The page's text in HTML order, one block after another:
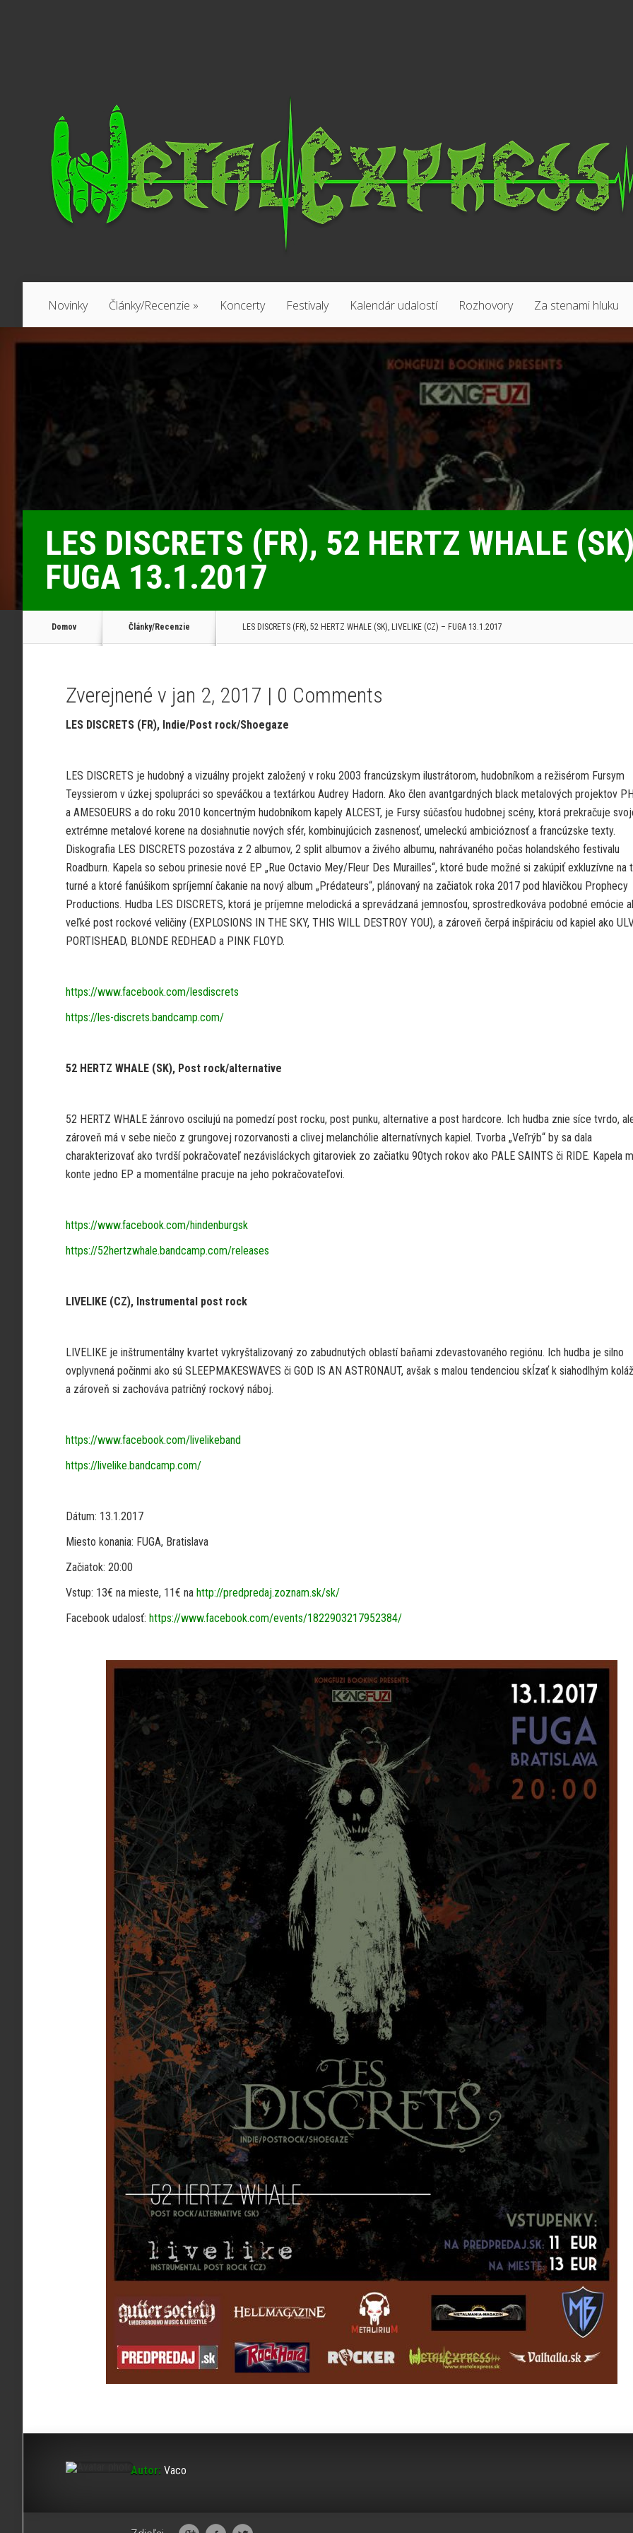
Novinky Články/Recenzie » Koncerty Festivaly Kalendár udalostí Rozhovory Za stenami hluku
LES DISCRETS (FR), 52 HERTZ WHALE
FUGA 13.1.2017
Domov Články/Recenzie LES DISCRETS (FR), 52 HERTZ WHALE (SK), LIVELIKE (CZ) – FUGA 13.1.2017
Zverejnené v jan 2, 2017 | 0 Comments
LES DISCRETS (FR), Indie/Post rock/Shoegaze
LES DISCRETS je hudobný a vizuálny projekt založený v roku 2003 francúzskym ilustrátorom, hudobníkom a režisérom Fursym
Teyssierom v úzkej spolupráci so speváčkou a textárkou Audrey Hadorn. Ako člen avantgardných black metalových projektov
a AMESOEURS a do roku 2010 koncertným hudobníkom kapely ALCEST, je Fursy súčasťou hudobnej scény, ktorá prekračuje
extrémne metalové korene na dosiahnutie nových sfér, kombinujúcich zasnenosť, umeleckú ambicióznosť a francúzske texty.
Diskografia LES DISCRETS pozostáva z 2 albumov, 2 split albumov a živého albumu, nahrávaného počas holandského festivalu
Roadburn. Kapela so sebou prinesie nové EP „Rue Octavio Mey/Fleur Des Murailles“, ktoré bude možné si zakúpiť exkluzívne na
turné a ktoré fanúšikom spríjemní čakanie na nový album „Prédateurs“, plánovaný na začiatok roka 2017 pod hlavičkou Prophecy
Productions. Hudba LES DISCRETS, ktorá je príjemne melodická a sprevádzaná jemnosťou, sprostredkováva podobné emócie
veľké post rockové veličiny (EXPLOSIONS IN THE SKY, THIS WILL DESTROY YOU), a zároveň čerpá inšpiráciu od kapiel ako
PORTISHEAD, BLONDE REDHEAD a PINK FLOYD.
https://www.facebook.com/lesdiscrets
https://les-discrets.bandcamp.com/
52 HERTZ WHALE (SK), Post rock/alternative
52 HERTZ WHALE žánrovo oscilujú na pomedzí post rocku, post punku, alternative a post hardcore. Ich hudba znie síce tvrdo,
zároveň má v sebe niečo z grungovej rozorvanosti a clivej melanchólie alternatívnych kapiel. Tvorba „Veľrýb“ by sa dala
charakterizovať ako tvrdší pokračovateľ nezávisláckych gitaroviek zo začiatku 90tych rokov ako PALE SAINTS či RIDE. Kapela
konte jedno EP a momentálne pracuje na jeho pokračovateľovi.
https://www.facebook.com/hindenburgsk
https://52hertzwhale.bandcamp.com/releases
LIVELIKE (CZ), Instrumental post rock
LIVELIKE je inštrumentálny kvartet vykryštalizovaný zo zabudnutých oblastí baňami zdevastovaného regiónu. Ich hudba je silno
ovplyvnená počinmi ako sú SLEEPMAKESWAVES či GOD IS AN ASTRONAUT, avšak s malou tendenciou skĺzať k siahodlhým
a zároveň si zachováva patričný rockový náboj.
https://www.facebook.com/livelikeband
https://livelike.bandcamp.com/
Dátum: 13.1.2017
Miesto konania: FUGA, Bratislava
Začiatok: 20:00
Vstup: 13€ na mieste, 11€ na http://predpredaj.zoznam.sk/sk/
Facebook udalosť: https://www.facebook.com/events/1822903217952384/
Autor: Vaco